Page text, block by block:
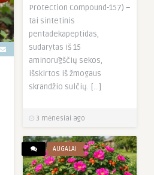
Protection Compound-157) –
tai sintetinis
pentadekapeptidas,
sudarytas iš 15
aminorūgščių sekos,
išskirtos iš žmogaus
skrandžio sulčių. […]
3 mėnesiai ago
AUGALAI